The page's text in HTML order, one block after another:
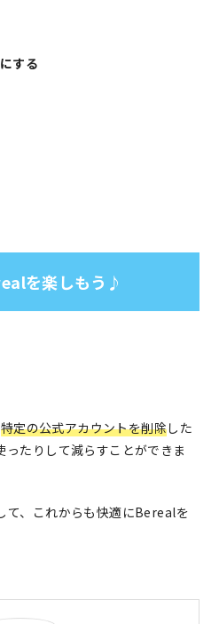
する
を楽しもう♪
特定の公式アカウントを削除した
ったりして減らすことができま
て、これからも快適にBerealを